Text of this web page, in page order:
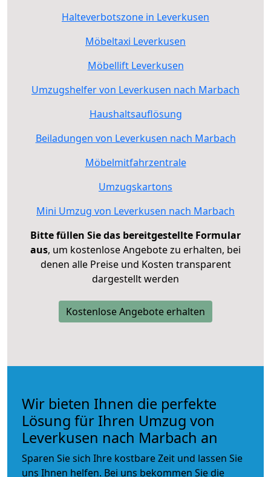
Halteverbotszone in Leverkusen
Möbeltaxi Leverkusen
Möbellift Leverkusen
Umzugshelfer von Leverkusen nach Marbach
Haushaltsauflösung
Beiladungen von Leverkusen nach Marbach
Möbelmitfahrzentrale
Umzugskartons
Mini Umzug von Leverkusen nach Marbach
Bitte füllen Sie das bereitgestellte Formular
aus, um kostenlose Angebote zu erhalten, bei
denen alle Preise und Kosten transparent
dargestellt werden
Kostenlose Angebote erhalten
Wir bieten Ihnen die perfekte
Lösung für Ihren Umzug von
Leverkusen nach Marbach an
Sparen Sie sich Ihre kostbare Zeit und lassen Sie
uns Ihnen helfen. Bei uns bekommen Sie die